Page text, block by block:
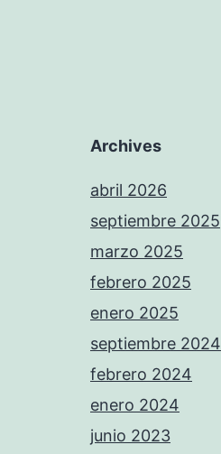
Archives
abril 2026
septiembre 2025
marzo 2025
febrero 2025
enero 2025
septiembre 2024
febrero 2024
enero 2024
junio 2023